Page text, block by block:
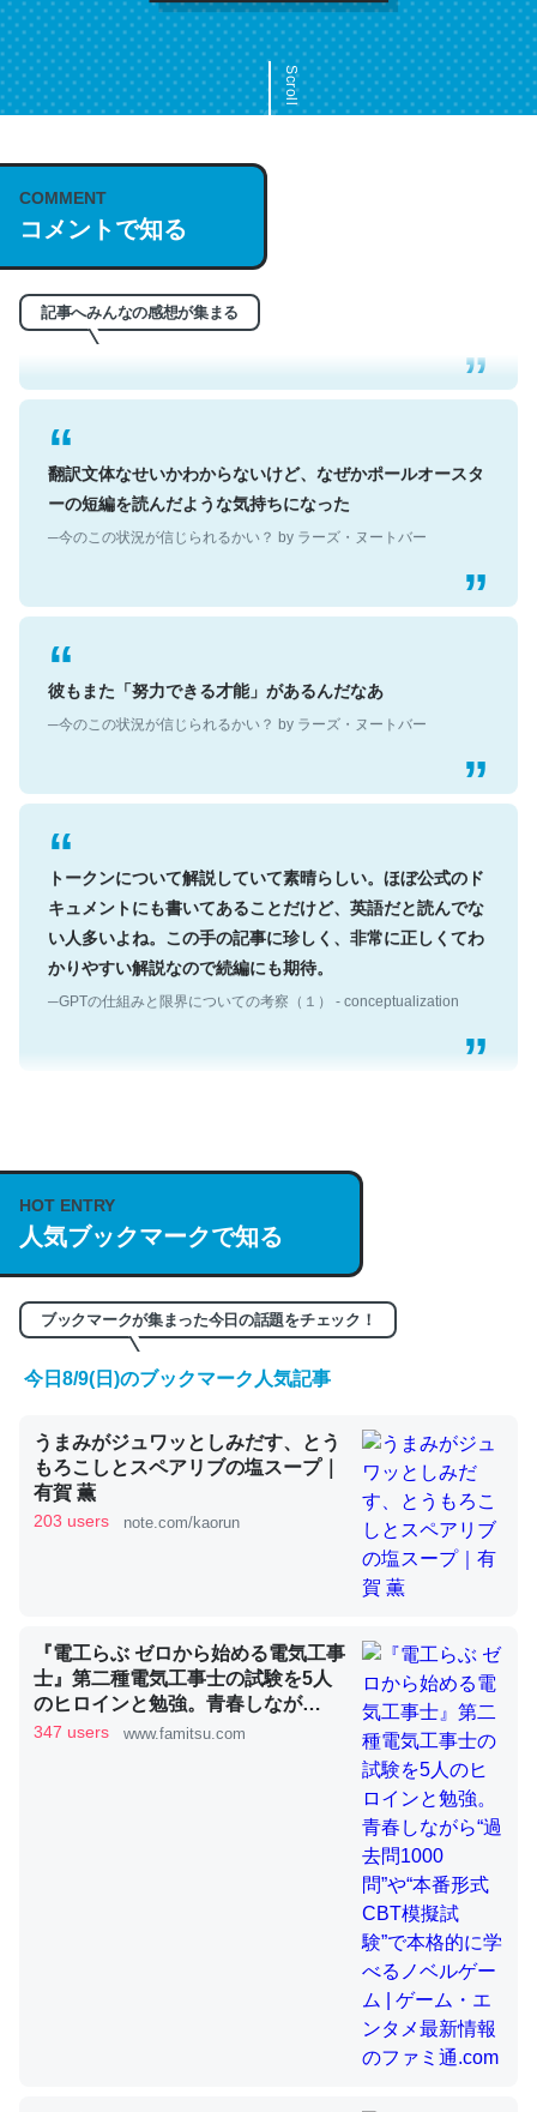
Scroll
COMMENT
コメントで知る
記事へみんなの感想が集まる
これは名文。彼はとてもクレバーなんだろうなと凄く思
う。英語少しでも読める人は原文もお勧め。自分はこの流
れ好き。Let’s Fucking Go. Then Covid hit. Shit.
─今のこの状況が信じられるかい？ by ラーズ・ヌートバー
翻訳文体なせいかわからないけど、なぜかポールオースタ
ーの短編を読んだような気持ちになった
彼もまた「努力できる才能」があるんだなあ
トークンについて解説していて素晴らしい。ほぼ公式のド
キュメントにも書いてあることだけど、英語だと読んでな
い人多いよね。この手の記事に珍しく、非常に正しくてわ
かりやすい解説なので続編にも期待。
説してる記事が少ないので貴重な良記事。/続編来た
https://isobe324649.hatenablog.com/entry/2023/03/27
/064121
─GPTの仕組みと限界についての考察（１） - conceptualization
くらい。小説でいう「ずっと前の伏線」は回収されないけ
ど、短期記憶というには多い分量。進化すればするほど分
─GPTの仕組みと限界についての考察（１） - conceptualization
昆虫ってカルシウム少ないのか。知らんかった。調べたら
コオロギのカルシウム分はエビの600分の1程度。
─ニュース :: 【研究発表】昆虫学の大問題＝「昆虫はなぜ海にいな
論文では「淡水はカルシウムも酸素も不足してて両方に不
利だから両方が拮抗してるのでは」とあって面白い。海に
いる鋏角類（カブトガニ・ウミグモ）はカルシウムを使わ
ずキチンを強化してる筈だが、酵素が違うのか？
─ニュース :: 【研究発表】昆虫学の大問題＝「昆虫はなぜ海にいな
HOT ENTRY
人気ブックマークで知る
ブックマークが集まった今日の話題をチェック！
今日8/9(日)のブックマーク人気記事
うまみがジュワッとしみだす、とう
もろこしとスペアリブの塩スープ｜
有賀 薫
203 users note.com/kaorun
『電工らぶ ゼロから始める電気工事
士』第二種電気工事士の試験を5人
のヒロインと勉強。青春しなが
ら“過去問1000問”や“本番形式CBT
347 users www.famitsu.com